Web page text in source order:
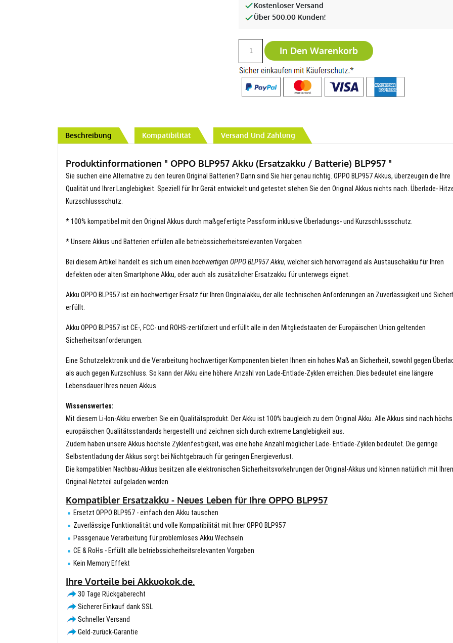
Kostenloser Versand
Über 500.00 Kunden!
In Den Warenkorb
Beschreibung Kompatibilität Versand Und Zahlung
Produktinformationen " OPPO BLP957 Akku (Ersatzakku / Batterie) BLP957 "
Sie suchen eine Alternative zu den teuren Original Batterien? Dann sind Sie hier genau richtig. OPPO BLP957 Akkus, überzeugen die Ihre
Qualität und Ihrer Langlebigkeit. Speziell für Ihr Gerät entwickelt und getestet stehen Sie den Original Akkus nichts nach. Überlade-
Kurzschlussschutz.
* 100% kompatibel mit den Original Akkus durch maßgefertigte Passform inklusive Überladungs- und Kurzschlussschutz.
* Unsere Akkus und Batterien erfüllen alle betriebssicherheitsrelevanten Vorgaben
Bei diesem Artikel handelt es sich um einen hochwertigen OPPO BLP957 Akku, welcher sich hervorragend als Austauschakku für Ihren
defekten oder alten Smartphone Akku, oder auch als zusätzlicher Ersatzakku für unterwegs eignet.
Akku OPPO BLP957 ist ein hochwertiger Ersatz für Ihren Originalakku, der alle technischen Anforderungen an Zuverlässigkeit und
erfüllt.
Akku OPPO BLP957 ist CE-, FCC- und ROHS-zertifiziert und erfüllt alle in den Mitgliedstaaten der Europäischen Union geltenden
Sicherheitsanforderungen.
Eine Schutzelektronik und die Verarbeitung hochwertiger Komponenten bieten Ihnen ein hohes Maß an Sicherheit, sowohl gegen
als auch gegen Kurzschluss. So kann der Akku eine höhere Anzahl von Lade-Entlade-Zyklen erreichen. Dies bedeutet eine längere
Lebensdauer Ihres neuen Akkus.
Wissenswertes:
Mit diesem Li-Ion-Akku erwerben Sie ein Qualitätsprodukt. Der Akku ist 100% baugleich zu dem Original Akku. Alle Akkus sind nach
europäischen Qualitätsstandards hergestellt und zeichnen sich durch extreme Langlebigkeit aus.
Zudem haben unsere Akkus höchste Zyklenfestigkeit, was eine hohe Anzahl möglicher Lade- Entlade-Zyklen bedeutet. Die geringe
Selbstentladung der Akkus sorgt bei Nichtgebrauch für geringen Energieverlust.
Die kompatiblen Nachbau-Akkus besitzen alle elektronischen Sicherheitsvorkehrungen der Original-Akkus und können natürlich mit
Original-Netzteil aufgeladen werden.
Kompatibler Ersatzakku - Neues Leben für Ihre OPPO BLP957
Ersetzt OPPO BLP957 - einfach den Akku tauschen
Zuverlässige Funktionalität und volle Kompatibilität mit Ihrer OPPO BLP957
Passgenaue Verarbeitung für problemloses Akku Wechseln
CE & RoHs - Erfüllt alle betriebssicherheitsrelevanten Vorgaben
Kein Memory Effekt
Ihre Vorteile bei Akkuokok.de.
30 Tage Rückgaberecht
Sicherer Einkauf dank SSL
Schneller Versand
Geld-zurück-Garantie